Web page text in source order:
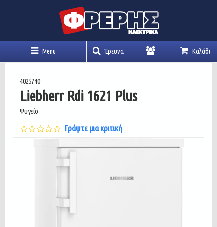
Menu Έρευνα Καλάθι
4025740
Liebherr Rdi 1621 Plus
Ψυγείο
0.0
star
Γράψτε μια κριτική